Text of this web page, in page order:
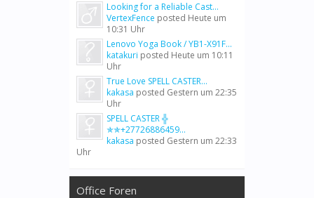
Looking for a Reliable Cast...
VertexFence posted Heute um
10:31 Uhr
Lenovo Yoga Book / YB1-X91F...
katakuri posted Heute um 10:11
Uhr
True Love SPELL CASTER...
kakasa posted Gestern um 22:35
Uhr
SPELL CASTER ╬
✯✯+27726886459...
kakasa posted Gestern um 22:33
Uhr
Office Foren